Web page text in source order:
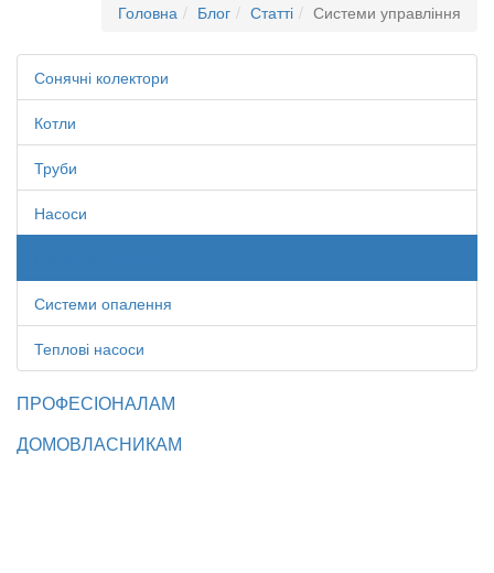
Головна Блог Статті Системи управління
Сонячні колектори
Котли
Труби
Насоси
Системи опалення
Теплові насоси
ПРОФЕСІОНАЛАМ
ДОМОВЛАСНИКАМ